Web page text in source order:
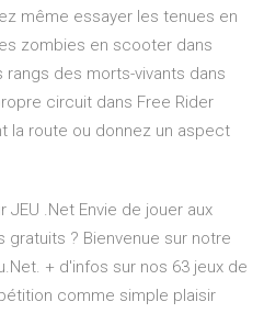
même essayer les tenues en
zombies en scooter dans
rangs des morts-vivants dans
circuit dans Free Rider
la route ou donnez un aspect
.Net Envie de jouer aux
? Bienvenue sur notre
+ d'infos sur nos 63 jeux de
comme simple plaisir